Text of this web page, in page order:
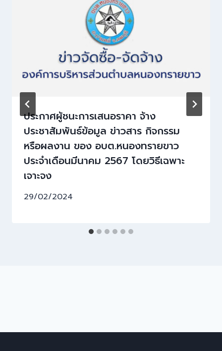
ประกาศผู้ชนะการเสนอราคา จ้าง
ประชาสัมพันธ์ข้อมูล ข่าวสาร กิจกรรม
หรือผลงาน ของ อบต.หนองทรายขาว
ประจำเดือนมีนาคม 2567 โดยวิธีเฉพาะ
เจาะจง
29/02/2024